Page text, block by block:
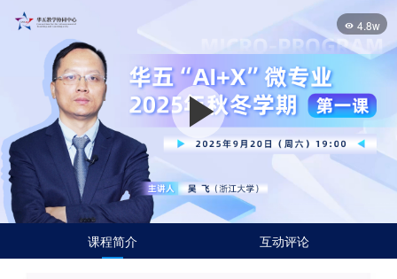
4.8w
Play
Video
课程简介 互动评论